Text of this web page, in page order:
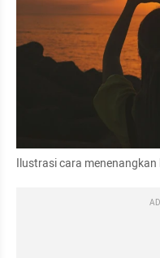
Ilustrasi cara